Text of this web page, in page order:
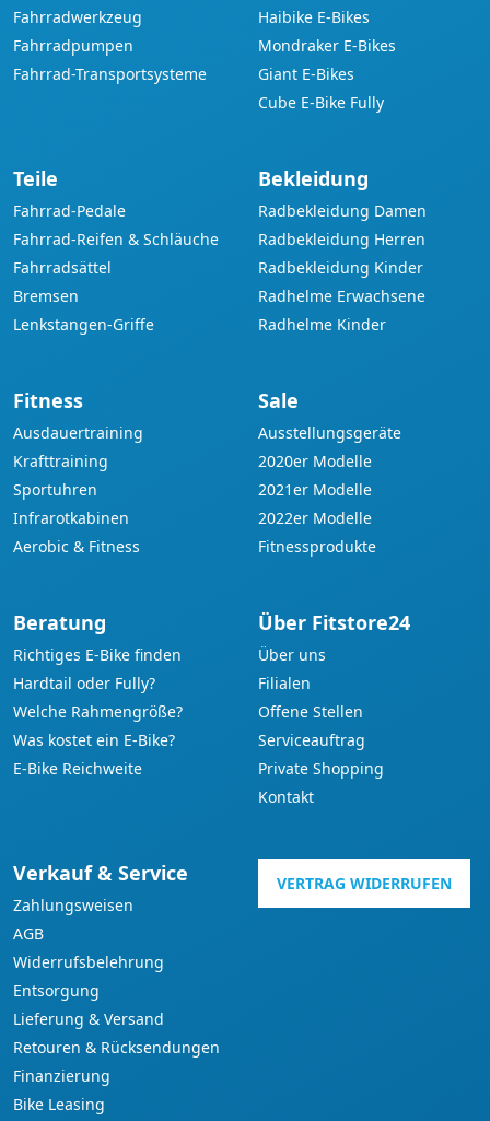
Fahrradwerkzeug
Fahrradpumpen
Fahrrad-Transportsysteme
Haibike E-Bikes
Mondraker E-Bikes
Giant E-Bikes
Cube E-Bike Fully
Teile
Fahrrad-Pedale
Fahrrad-Reifen & Schläuche
Fahrradsättel
Bremsen
Lenkstangen-Griffe
Bekleidung
Radbekleidung Damen
Radbekleidung Herren
Radbekleidung Kinder
Radhelme Erwachsene
Radhelme Kinder
Fitness
Ausdauertraining
Krafttraining
Sportuhren
Infrarotkabinen
Aerobic & Fitness
Sale
Ausstellungsgeräte
2020er Modelle
2021er Modelle
2022er Modelle
Fitnessprodukte
Beratung
Richtiges E-Bike finden
Hardtail oder Fully?
Welche Rahmengröße?
Was kostet ein E-Bike?
E-Bike Reichweite
Über Fitstore24
Über uns
Filialen
Offene Stellen
Serviceauftrag
Private Shopping
Kontakt
Verkauf & Service
Zahlungsweisen
AGB
Widerrufsbelehrung
Entsorgung
Lieferung & Versand
Retouren & Rücksendungen
Finanzierung
Bike Leasing
VERTRAG WIDERRUFEN